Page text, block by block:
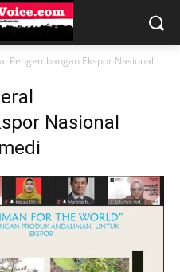
Pengembangan Ekspor Nasional
Nasional